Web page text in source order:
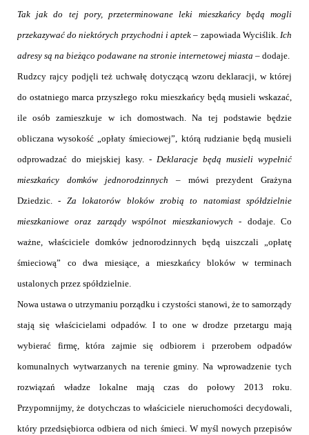
Tak jak do tej pory, przeterminowane leki mieszkańcy będą mogli
przekazywać do niektórych przychodni i aptek – zapowiada Wyciślik.Ich
adresy są na bieżąco podawane na stronie internetowej miasta – dodaje.
Rudzcy rajcy podjęli też uchwałę dotyczącą wzoru deklaracji, w której
do ostatniego marca przyszłego roku mieszkańcy będą musieli wskazać,
ile osób zamieszkuje w ich domostwach. Na tej podstawie będzie
obliczana wysokość „opłaty śmieciowej”, którą rudzianie będą musieli
odprowadzać do miejskiej kasy. - Deklaracje będą musieli wypełnić
mieszkańcy domków jednorodzinnych – mówi prezydent Grażyna
Dziedzic. - Za lokatorów bloków zrobią to natomiast spółdzielnie
mieszkaniowe oraz zarządy wspólnot mieszkaniowych - dodaje. Co
ważne, właściciele domków jednorodzinnych będą uiszczali „opłatę
śmieciową” co dwa miesiące, a mieszkańcy bloków w terminach
ustalonych przez spółdzielnie.
Nowa ustawa o utrzymaniu porządku i czystości stanowi, że to samorządy
stają się właścicielami odpadów. I to one w drodze przetargu mają
wybierać firmę, która zajmie się odbiorem i przerobem odpadów
komunalnych wytwarzanych na terenie gminy. Na wprowadzenie tych
rozwiązań władze lokalne mają czas do połowy 2013 roku.
Przypomnijmy, że dotychczas to właściciele nieruchomości decydowali,
który przedsiębiorca odbiera od nich śmieci. W myśl nowych przepisów